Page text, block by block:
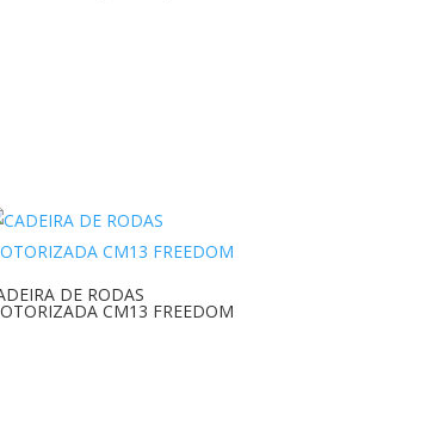
DE RODAS
CM13 FREEDOM